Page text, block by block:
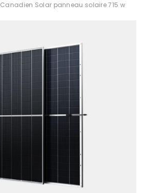
Canadien Solar panneau solaire 715 w